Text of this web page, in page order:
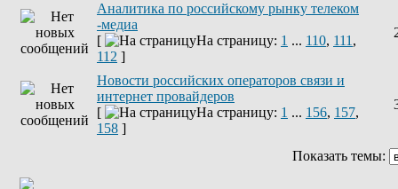
Аналитика по российскому рынку телеком
-медиа
[
На страницу: 1 ... 110, 111 ,
112 ]
Новости российских операторов связи и
интернет провайдеров
[
На страницу: 1 ... 156, 157,
158 ]
Показать темы: